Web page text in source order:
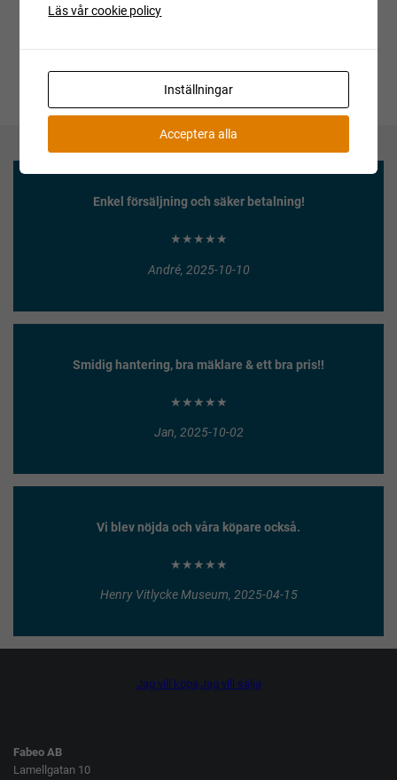
Enkel försäljning och säker betalning!
★★★★★
André, 2025-10-10
Smidig hantering, bra mäklare & ett bra pris!!
★★★★★
Jan, 2025-10-02
Vi blev nöjda och våra köpare också.
★★★★★
Henry Vitlycke Museum, 2025-04-15
Jag vill köpa Jag vill sälja
Fabeo AB
Lamellgatan 10
Läs vår cookie policy
Inställningar
Acceptera alla